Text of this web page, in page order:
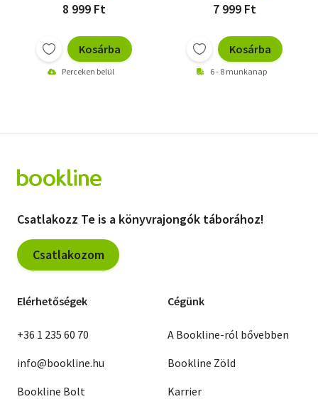
8 999 Ft
Kosárba
Perceken belül
7 999 Ft
Kosárba
6 - 8 munkanap
Csatlakozz Te is a könyvrajongók táborához!
Csatlakozom
Elérhetőségek
+36 1 235 60 70
info@bookline.hu
Bookline Bolt
Cégünk
A Bookline-ról bővebben
Bookline Zöld
Karrier